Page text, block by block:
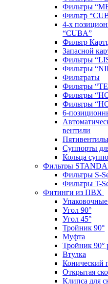
Фильтры
Фильтр
4-х
“CUBA”
Фильтр
Запасной
Фильтры
Фильтры
Фильтраты
Фильтры
Фильтры
Фильтры
6-
вентили
Суппорты
Кольца
Фильтры
Фильтры S-
Фильтры T-
Фитинги из ПВХ
Угол 90°
Угол 45°
Тройник 90°
Муфта
Тройник 90°
Втулка
Конический
Открытая
Клипса для